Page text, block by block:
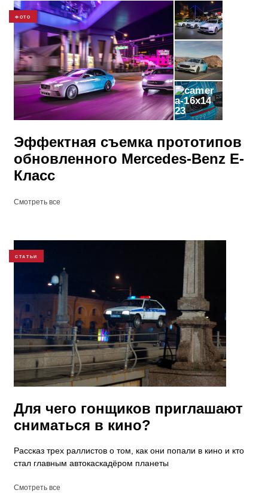
ФОТО
23
Эффектная съемка прототипов
обновленного Mercedes-Benz E-
Класс
Смотреть все
СТАТЬИ
​Для чего гонщиков приглашают
сниматься в кино?
Рассказ трех раллистов о том, как они попали в кино и кто
стал главным автокаскадёром планеты
Смотреть все